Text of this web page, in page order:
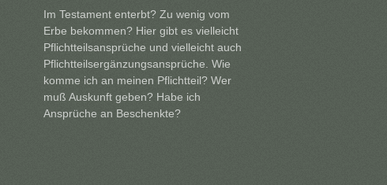
Im Testament enterbt? Zu wenig vom
Erbe bekommen? Hier gibt es vielleicht
Pflichtteilsansprüche und vielleicht auch
Pflichtteilsergänzungsansprüche. Wie
komme ich an meinen Pflichtteil? Wer
muß Auskunft geben? Habe ich
Ansprüche an Beschenkte?